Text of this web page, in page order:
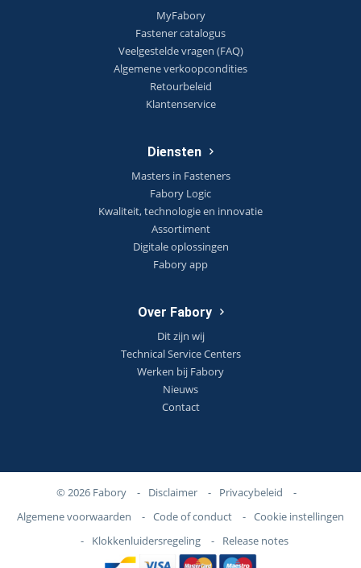
MyFabory
Fastener catalogus
Veelgestelde vragen (FAQ)
Algemene verkoopcondities
Retourbeleid
Klantenservice
Diensten
Masters in Fasteners
Fabory Logic
Kwaliteit, technologie en innovatie
Assortiment
Digitale oplossingen
Fabory app
Over Fabory
Dit zijn wij
Technical Service Centers
Werken bij Fabory
Nieuws
Contact
© 2026 Fabory - Disclaimer - Privacybeleid
-
Algemene voorwaarden
- Code of conduct - Cookie instellingen
-
Klokkenluidersregeling - Release notes